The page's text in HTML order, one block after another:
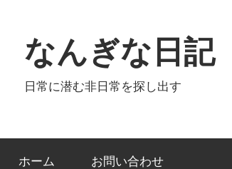
なんぎな日記
日常に潜む非日常を探し出す
ホーム お問い合わせ